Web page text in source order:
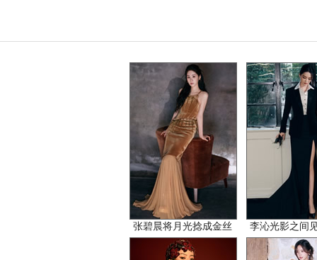
张碧晨将月光捻成金丝 李沁光影之间